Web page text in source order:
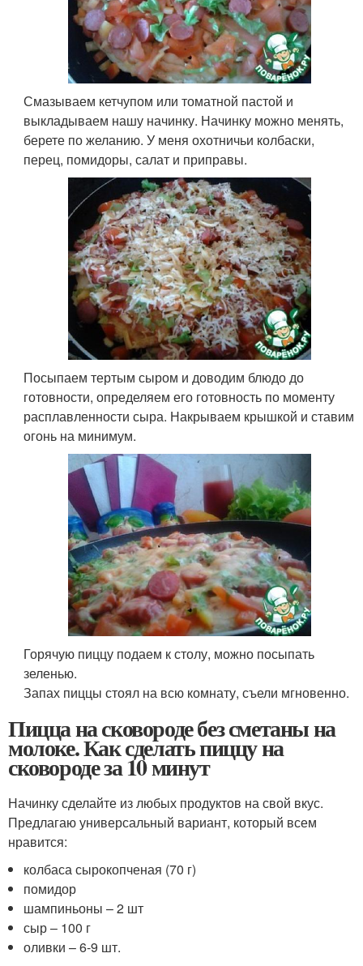
Смазываем кетчупом или томатной пастой и
выкладываем нашу начинку. Начинку можно менять,
берете по желанию. У меня охотничьи колбаски,
перец, помидоры, салат и приправы.
Посыпаем тертым сыром и доводим блюдо до
готовности, определяем его готовность по моменту
расплавленности сыра. Накрываем крышкой и ставим
огонь на минимум.
Горячую пиццу подаем к столу, можно посыпать
зеленью.
Запах пиццы стоял на всю комнату, съели мгновенно.
Пицца на сковороде без сметаны на
молоке. Как сделать пиццу на
сковороде за 10 минут
Начинку сделайте из любых продуктов на свой вкус.
Предлагаю универсальный вариант, который всем
нравится:
колбаса сырокопченая (70 г)
помидор
шампиньоны – 2 шт
сыр – 100 г
оливки – 6-9 шт.